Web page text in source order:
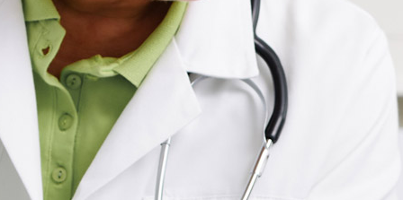
医疗设备
麻醉科
医学检验科